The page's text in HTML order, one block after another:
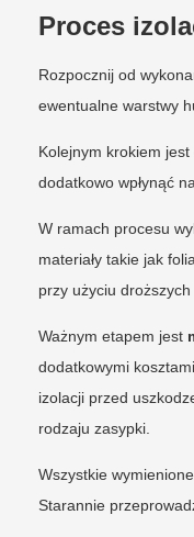
Proces
Rozpocznij od
ewentualne warstwy
Kolejnym krokiem jest
dodatkowo wpłynąć
W ramach procesu
materiały takie jak
przy użyciu
Ważnym etapem jest
dodatkowymi
izolacji przed
rodzaju zasypki.
Wszystkie
Starannie